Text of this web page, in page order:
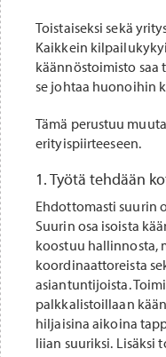
Toistaiseksi sekä
Kaikkein
käännöstoimisto saa
se johtaa huonoihin
Tämä perustuu
erityispiirteeseen.
1. Työtä tehdään
Ehdottomasti suurin
Suurin osa isoista
koostuu hallinnosta,
koordinaattoreista
asiantuntijoista.
palkkalistoillaan
hiljaisina aikoina
liian suuriksi. Lisäksi